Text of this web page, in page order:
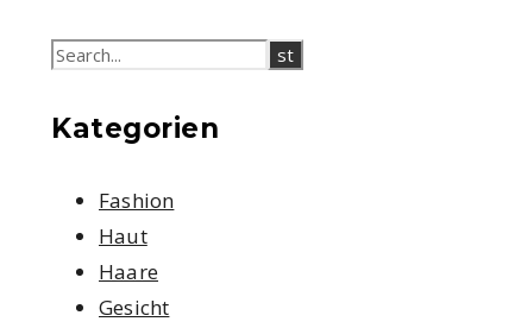
Kategorien
Fashion
Haut
Haare
Gesicht